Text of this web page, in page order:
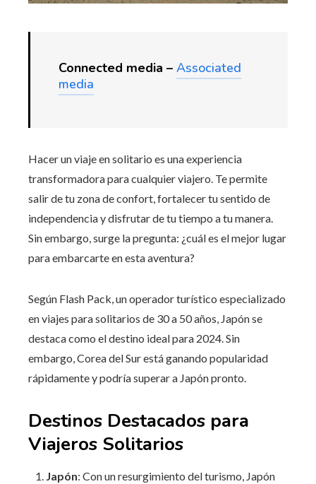
Connected media – Associated
media
Hacer un viaje en solitario es una experiencia
transformadora para cualquier viajero. Te permite
salir de tu zona de confort, fortalecer tu sentido de
independencia y disfrutar de tu tiempo a tu manera.
Sin embargo, surge la pregunta: ¿cuál es el mejor lugar
para embarcarte en esta aventura?
Según Flash Pack, un operador turístico especializado
en viajes para solitarios de 30 a 50 años, Japón se
destaca como el destino ideal para 2024. Sin
embargo, Corea del Sur está ganando popularidad
rápidamente y podría superar a Japón pronto.
Destinos Destacados para
Viajeros Solitarios
Japón: Con un resurgimiento del turismo, Japón